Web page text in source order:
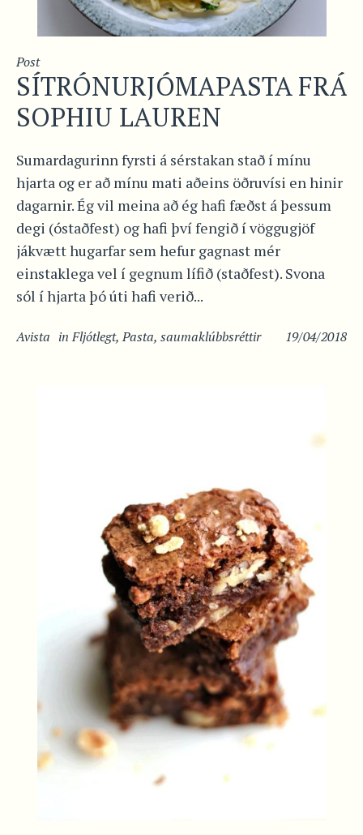
Post
SÍTRÓNURJÓMAPASTA FRÁ
SOPHIU LAUREN
Sumardagurinn fyrsti á sérstakan stað í mínu
hjarta og er að mínu mati aðeins öðruvísi en hinir
dagarnir. Ég vil meina að ég hafi fæðst á þessum
degi (óstaðfest) og hafi því fengið í vöggugjöf
jákvætt hugarfar sem hefur gagnast mér
einstaklega vel í gegnum lífið (staðfest). Svona
sól í hjarta þó úti hafi verið...
19/04/2018
Avista inFljótlegt,Pasta, saumaklúbbsréttir